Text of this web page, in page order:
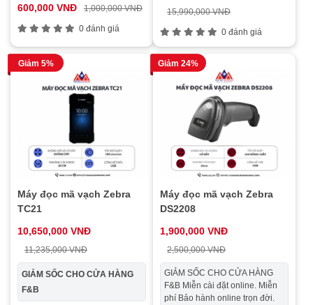
600,000 VNĐ
1,000,000 VNĐ
0 đánh giá
15,990,000 VNĐ
0 đánh giá
Giảm 5%
Máy đọc mã vạch Zebra
TC21
10,650,000 VNĐ
11,235,000 VNĐ
GIẢM SỐC CHO CỬA HÀNG
F&B
Giảm 24%
Máy đọc mã vạch Zebra
DS2208
1,900,000 VNĐ
2,500,000 VNĐ
GIẢM SỐC CHO CỬA HÀNG
F&B Miễn cài đặt online. Miễn
phí Bảo hành online trọn đời.